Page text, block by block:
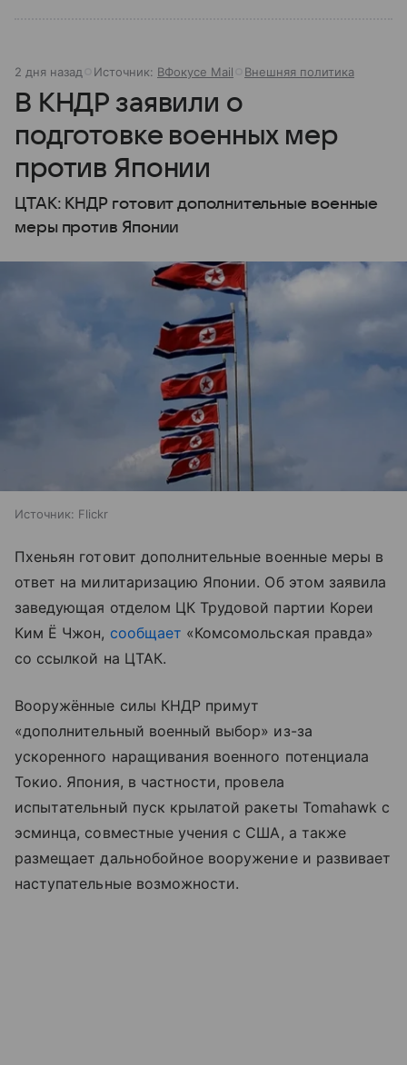
2 дня назад Источник: ВФокусе Mail Внешняя политика
В КНДР заявили о
подготовке военных мер
против Японии
ЦТАК: КНДР готовит дополнительные военные
меры против Японии
Источник: Flickr
Пхеньян готовит дополнительные военные меры в
ответ на милитаризацию Японии. Об этом заявила
заведующая отделом ЦК Трудовой партии Кореи
Ким Ё Чжон, сообщает «Комсомольская правда»
со ссылкой на ЦТАК.
Вооружённые силы КНДР примут
«дополнительный военный выбор» из-за
ускоренного наращивания военного потенциала
Токио. Япония, в частности, провела
испытательный пуск крылатой ракеты Tomahawk с
эсминца, совместные учения с США, а также
размещает дальнобойное вооружение и развивает
наступательные возможности.